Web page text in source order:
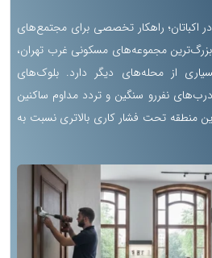
اکباتان؛ راهکار تخصصی برای مجتمع‌های
بزرگ‌ترین مجموعه‌های مسکونی غرب تهران،
از محله‌های دیگر دارد. بلوک‌های
نفررو سنگین و تردد مداوم ساکنین
منطقه تحت فشار کاری بالاتری نسبت به